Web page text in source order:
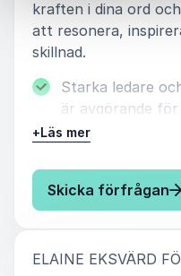
kraften i dina ord
att resonera,
skillnad.
Starka ledare
är avgörande
identifiera och
förbättras och
organisationen
tydlig
Elaine guidar
+Läs mer
Skicka förfrågan:
ELAINE EKSVÄRD